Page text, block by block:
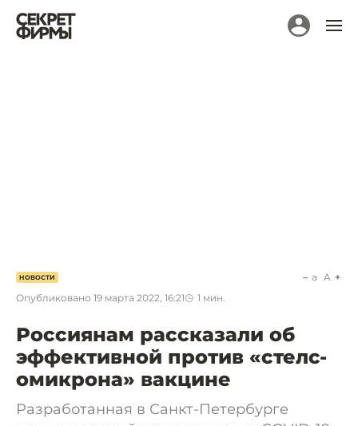
НОВОСТИ
Опубликовано 19 марта 2022, 16:21 1 мин.
a A
Россиянам рассказали об
эффективной против «стелс-
омикрона» вакцине
Разработанная в Санкт-Петербурге